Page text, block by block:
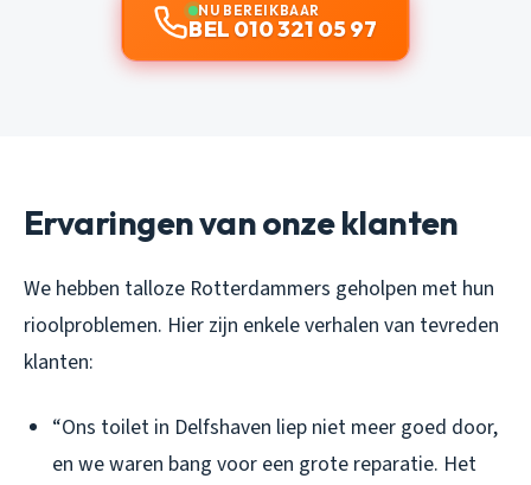
NU BEREIKBAAR
BEL 010 321 05 97
Ervaringen van onze klanten
We hebben talloze Rotterdammers geholpen met hun
rioolproblemen. Hier zijn enkele verhalen van tevreden
klanten:
“Ons toilet in Delfshaven liep niet meer goed door,
en we waren bang voor een grote reparatie. Het